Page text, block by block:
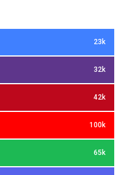
23k
32k
42k
100k
65k